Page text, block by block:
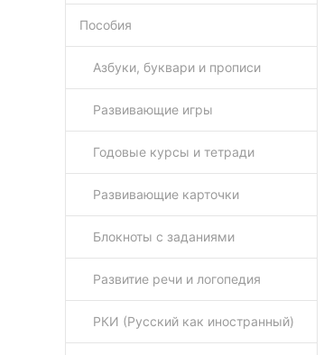
Пособия
Aзбуки, буквари и прописи
Развивающие игры
Годовые курсы и тетради
Развивающие карточки
Блокноты с заданиями
Развитие речи и логопедия
РКИ (Русский как иностранный)